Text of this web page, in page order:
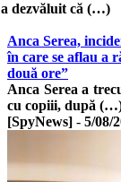
dezvăluit că (…)
Anca Serea,
în care se aflau a
două ore”
Anca Serea a
cu copiii, după
[SpyNews] - 5/08/